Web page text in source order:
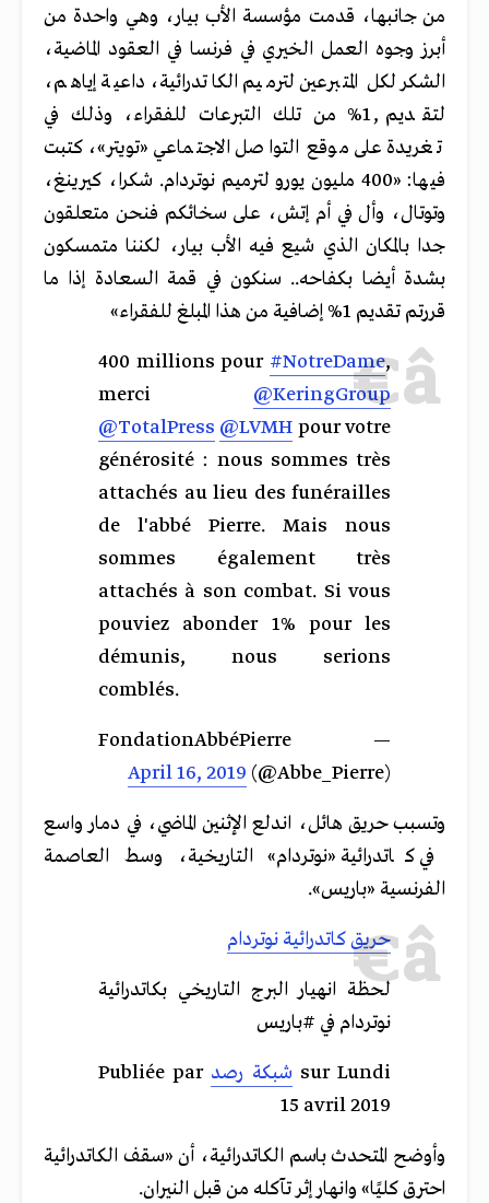
من جانبها، قدمت مؤسسة الأب بيار، وهي واحدة من
أبرز وجوه العمل الخيري في فرنسا في العقود الماضية،
الشكر لكل المتبرعين لترميم الكاتدرائية، داعية إياهم،
لتقديم 1٫% من تلك التبرعات للفقراء، وذلك في
تغريدة على موقع التواصل الاجتماعي «تويتر»، كتبت
فيها: «400 مليون يورو لترميم نوتردام. شكرا، كيرينغ،
وتوتال، وأل في أم إتش، على سخائكم فنحن متعلقون
جدا بالمكان الذي شيع فيه الأب بيار، لكننا متمسكون
بشدة أيضا بكفاحه.. سنكون في قمة السعادة إذا ما
قررتم تقديم إضافية من هذا المبلغ للفقراء»
400 millions pour #NotreDame,
merci @KeringGroup
@TotalPress @LVMH pour votre
générosité : nous sommes très
attachés au lieu des funérailles
de l'abbé Pierre. Mais nous
sommes également très
attachés à son combat. Si vous
pouviez abonder 1% pour les
démunis, nous serions
comblés.
— FondationAbbéPierre
(@Abbe_Pierre)
April 16, 2019
وتسبب حريق هائل، اندلع الإثنين الماضي، في دمار واسع
في كاتدرائية «نوتردام» التاريخية، وسط العاصمة
الفرنسية «باريس».
حريق كاتدرائية نوتردام
لحظة انهيار البرج التاريخي بكاتدرائية
نوتردام في #باريس
Publiée par ‎ شبكة رصد ‎ sur Lundi
15 avril 2019
وأوضح المتحدث باسم الكاتدرائية، أن«سقف الكاتدرائية
احترقكليًا» وانهار إثر تآكله من قبل النيران.